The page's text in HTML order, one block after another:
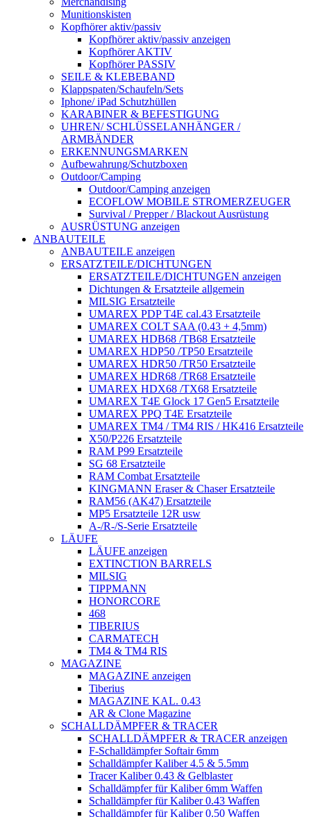
Munitionskisten
Kopfhörer aktiv/passiv
Kopfhörer aktiv/passiv anzeigen
Kopfhörer AKTIV
Kopfhörer PASSIV
SEILE & KLEBEBAND
Klappspaten/Schaufeln/Sets
Iphone/ iPad Schutzhüllen
KARABINER & BEFESTIGUNG
UHREN/ SCHLÜSSELANHÄNGER /
ARMBÄNDER
ERKENNUNGSMARKEN
Aufbewahrung/Schutzboxen
Outdoor/Camping
Outdoor/Camping anzeigen
ECOFLOW MOBILE STROMERZEUGER
Survival / Prepper / Blackout Ausrüstung
AUSRÜSTUNG anzeigen
ANBAUTEILE
ANBAUTEILE anzeigen
ERSATZTEILE/DICHTUNGEN
ERSATZTEILE/DICHTUNGEN anzeigen
Dichtungen & Ersatzteile allgemein
MILSIG Ersatzteile
UMAREX PDP T4E cal.43 Ersatzteile
UMAREX COLT SAA (0.43 + 4,5mm)
UMAREX HDB68 /TB68 Ersatzteile
UMAREX HDP50 /TP50 Ersatzteile
UMAREX HDR50 /TR50 Ersatzteile
UMAREX HDR68 /TR68 Ersatzteile
UMAREX HDX68 /TX68 Ersatzteile
UMAREX T4E Glock 17 Gen5 Ersatzteile
UMAREX PPQ T4E Ersatzteile
UMAREX TM4 / TM4 RIS / HK416 Ersatzteile
X50/P226 Ersatzteile
RAM P99 Ersatzteile
SG 68 Ersatzteile
RAM Combat Ersatzteile
KINGMANN Eraser & Chaser Ersatzteile
RAM56 (AK47) Ersatzteile
MP5 Ersatzteile 12R usw
A-/R-/S-Serie Ersatzteile
LÄUFE
LÄUFE anzeigen
EXTINCTION BARRELS
MILSIG
TIPPMANN
HONORCORE
468
TIBERIUS
CARMATECH
TM4 & TM4 RIS
MAGAZINE
MAGAZINE anzeigen
Tiberius
MAGAZINE KAL. 0.43
AR & Clone Magazine
SCHALLDÄMPFER & TRACER
SCHALLDÄMPFER & TRACER anzeigen
F-Schalldämpfer Softair 6mm
Schalldämpfer Kaliber 4.5 & 5.5mm
Tracer Kaliber 0.43 & Gelblaster
Schalldämpfer für Kaliber 6mm Waffen
Schalldämpfer für Kaliber 0.43 Waffen
Schalldämpfer für Kaliber 0.50 Waffen